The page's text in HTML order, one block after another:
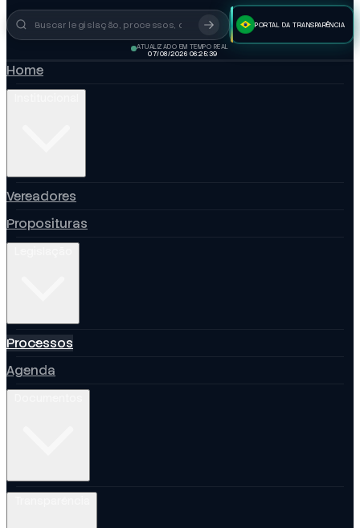
Busca no portal PORTAL DA TRANSPARÊNCIA
ATUALIZADO EM TEMPO REAL
07/08/2026 06:25:40
Home
Vereadores
Proposituras
Processos
Agenda